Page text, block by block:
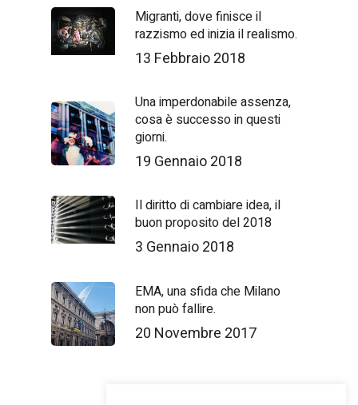
Migranti, dove finisce il
razzismo ed inizia il realismo.
13 Febbraio 2018
Una imperdonabile assenza,
cosa è successo in questi
giorni.
19 Gennaio 2018
Il diritto di cambiare idea, il
buon proposito del 2018
3 Gennaio 2018
EMA, una sfida che Milano
non può fallire.
20 Novembre 2017